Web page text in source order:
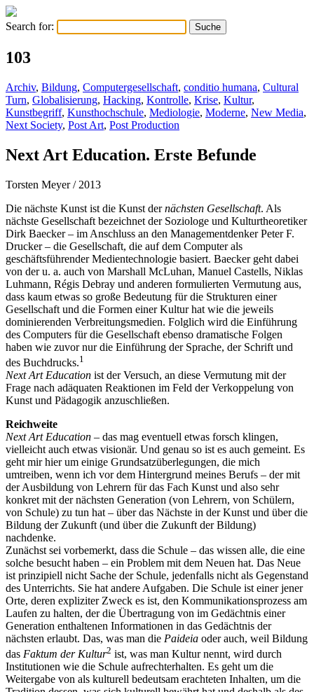
Search for:
103
Archiv, Bildung, Computergesellschaft, conditio humana, Cultural
Turn, Globalisierung, Hacking, Kontrolle, Krise, Kultur,
Kunstbegriff, Kunsthochschule, Mediologie, Moderne, New Media,
Next Society, Post Art, Post Production
Next Art Education. Erste Befunde
Torsten Meyer/ 2013
Die nächste Kunst ist die Kunst dernächsten Gesellschaft. Als
nächste Gesellschaft bezeichnet der Soziologe und Kulturtheoretiker
Dirk Baecker – im Anschluss an den Managementdenker Peter F.
Drucker – die Gesellschaft, die auf dem Computer als
geschäftsführender Medientechnologie basiert. Baecker geht dabei
von der u. a. auch von Marshall McLuhan, Manuel Castells, Niklas
Luhmann, Régis Debray und anderen formulierten Vermutung aus,
dass kaum etwas so große Bedeutung für die Strukturen einer
Gesellschaft und die Formen einer Kultur hat wie die jeweils
dominierenden Verbreitungsmedien. Folglich wird die Einführung
des Computers für die Gesellschaft ebenso dramatische Folgen
haben wie zuvor nur die Einführung der Sprache, der Schrift und
des Buchdrucks.1
Next Art Education ist der Versuch, an diese Vermutung mit der
Frage nach adäquaten Reaktionen im Feld der Verkoppelung von
Kunst und Pädagogik anzuschließen.
Reichweite
Next Art Education – das mag eventuell etwas forsch klingen,
vielleicht auch etwas visionär. Und genau so ist es auch gemeint. Es
geht mir hier um einige Grundsatzüberlegungen, die mich
umtreiben, wenn ich vor dem Hintergrund meines Berufs – der mit
der Ausbildung von Lehrern für das Fach Kunst und also sehr
konkret mit der nächsten Generation (von Lehrern, von Schülern,
von Schule) zu tun hat – über das Nächste in der Kunst und über die
Bildung der Zukunft (und über die Zukunft der Bildung)
nachdenke.
Zunächst sei vorbemerkt, dass die Schule – das wissen alle, die eine
solche besucht haben – ein Problem mit dem Neuen hat. Das Neue
ist prinzipiell nicht Sache der Schule, jedenfalls nicht als Gegenstand
des Unterrichts. Sie hat andere Aufgaben. Die Schule ist einer jener
Orte, deren expliziter Zweck es ist, den Kommunikationsprozess am
Laufen zu halten, der die Übertragung von im Gedächtnis einer
Generation enthaltenen Informationen in das Gedächtnis der
nächsten erlaubt. Das, was man die Paideia oder auch, weil Bildung
das Faktum der Kultur2 ist, was man Kultur nennt, wird durch
Institutionen wie die Schule aufrechterhalten. Es geht um die
Weitergabe von als kulturell bedeutsam erachteten Inhalten, um die